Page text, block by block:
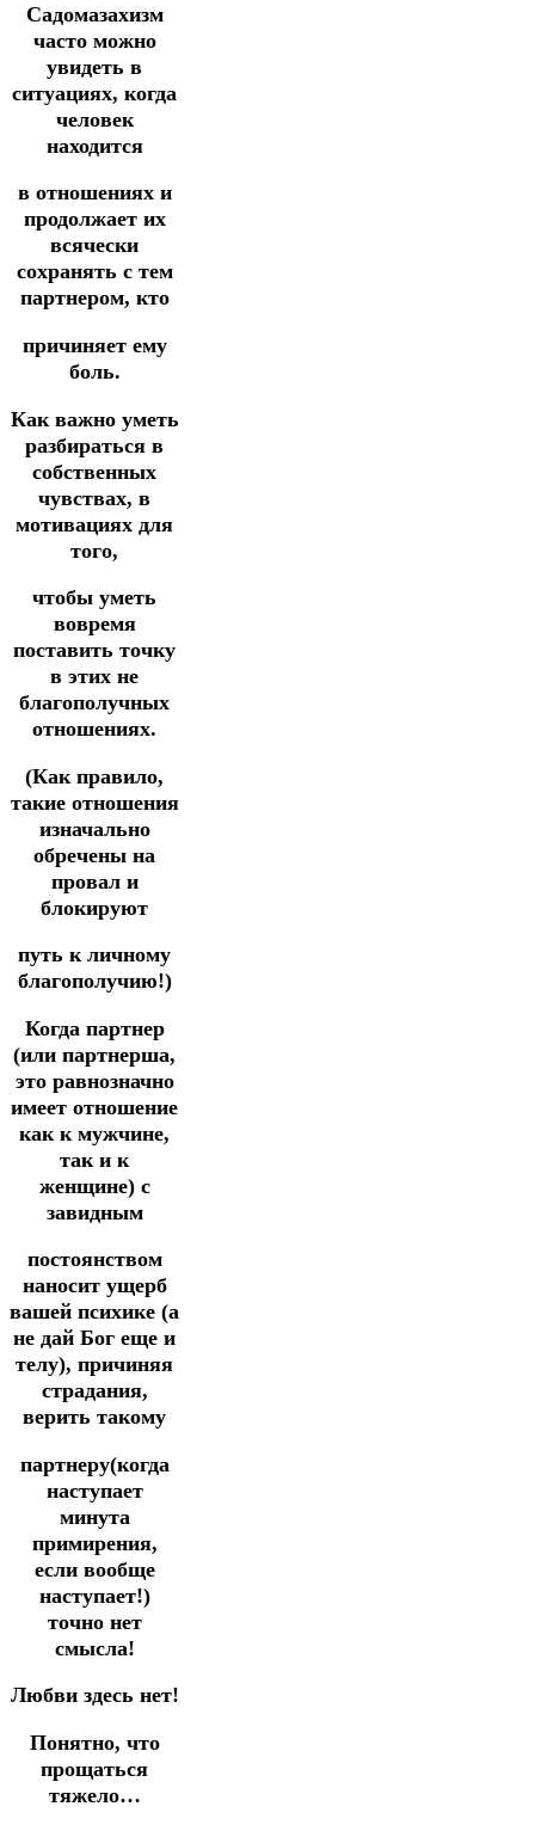
Садомазахизм
часто можно
увидеть в
ситуациях, когда
человек
находится
в отношениях и
продолжает их
всячески
сохранять с тем
партнером, кто
причиняет ему
боль.
Как важно уметь
разбираться в
собственных
чувствах, в
мотивациях для
того,
чтобы уметь
вовремя
поставить точку
в этих не
благополучных
отношениях.
(Как правило,
такие отношения
изначально
обречены на
провал и
блокируют
путь к личному
благополучию!)
Когда партнер
(или партнерша,
это равнозначно
имеет отношение
как к мужчине,
так и к
женщине) с
завидным
постоянством
наносит ущерб
вашей психике (а
не дай Бог еще и
телу), причиняя
страдания,
верить такому
партнеру(когда
наступает
минута
примирения,
если вообще
наступает!)
точно нет
смысла!
Любви здесь нет!
Понятно, что
прощаться
тяжело…